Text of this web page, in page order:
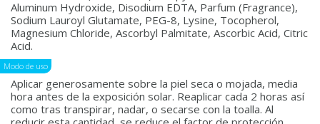
Aluminum Hydroxide, Disodium EDTA, Parfum (Fragrance),
Sodium Lauroyl Glutamate, PEG-8, Lysine, Tocopherol,
Magnesium Chloride, Ascorbyl Palmitate, Ascorbic Acid, Citric
Acid.
Modo de uso
Aplicar generosamente sobre la piel seca o mojada, media
hora antes de la exposición solar. Reaplicar cada 2 horas así
como tras transpirar, nadar, o secarse con la toalla. Al